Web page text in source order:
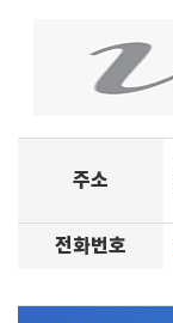
주소
전화번호